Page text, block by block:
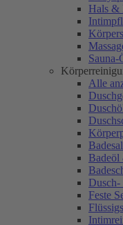
Hals &
Alle
Dusch-
Feste